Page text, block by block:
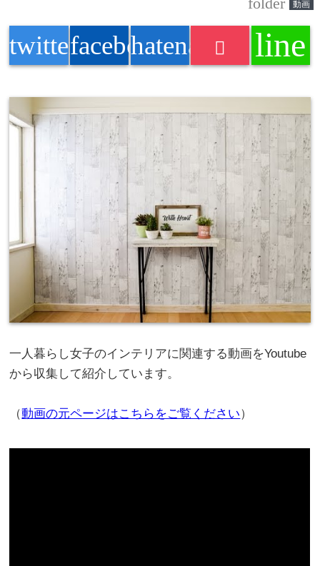
動画
twitterfacebookhatenabookmark
line
一人暮らし女子のインテリアに関連する動画をYoutube
から収集して紹介しています。
（動画の元ページはこちらをご覧ください）